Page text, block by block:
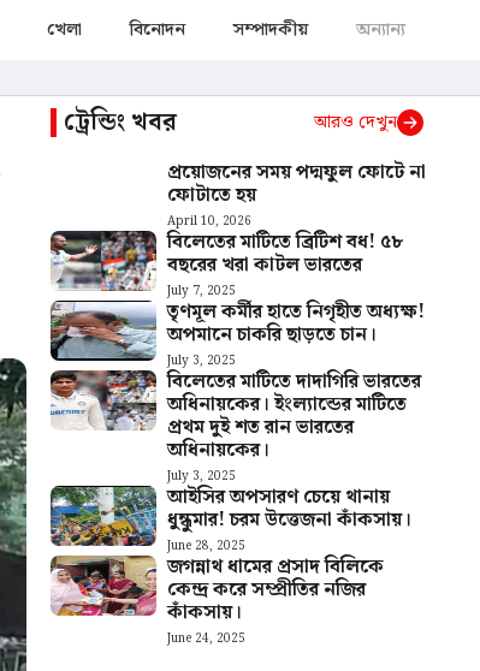
খেলা বিনোদন সম্পাদকীয় অন্যান্য
ট্রেন্ডিং খবর আরও দেখুন
প্রয়োজনের সময় পদ্মফুল ফোটে না
ফোটাতে হয়
April 10, 2026
বিলেতের মাটিতে ব্রিটিশ বধ! ৫৮
বছরের খরা কাটল ভারতের
July 7, 2025
তৃণমূল কর্মীর হাতে নিগৃহীত অধ্যক্ষ!
অপমানে চাকরি ছাড়তে চান।
July 3, 2025
বিলেতের মাটিতে দাদাগিরি ভারতের
অধিনায়কের। ইংল্যান্ডের মাটিতে
প্রথম দুই শত রান ভারতের
অধিনায়কের।
July 3, 2025
আইসির অপসারণ চেয়ে থানায়
ধুন্ধুমার! চরম উত্তেজনা কাঁকসায়।
June 28, 2025
জগন্নাথ ধামের প্রসাদ বিলিকে
কেন্দ্র করে সম্প্রীতির নজির
কাঁকসায়।
June 24, 2025